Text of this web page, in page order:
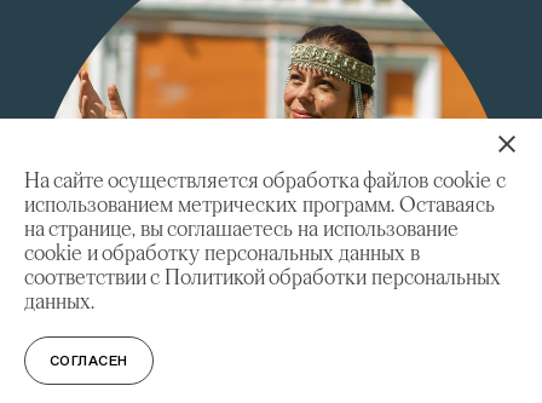
На сайте осуществляется обработка файлов cookie с
использованием метрических программ. Оставаясь
на странице, вы соглашаетесь на использование
cookie и обработку персональных данных в
соответствии с Политикой обработки персональных
данных.
СОГЛАСЕН